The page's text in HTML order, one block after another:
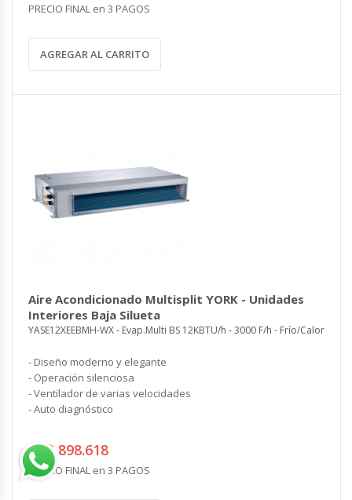
PRECIO FINAL en 3 PAGOS
AGREGAR AL CARRITO
Aire Acondicionado Multisplit YORK - Unidades
Interiores Baja Silueta
YASE12XEEBMH-WX - Evap.Multi BS 12KBTU/h - 3000 F/h - Frío/Calor
- Diseño moderno y elegante
- Operación silenciosa
- Ventilador de varias velocidades
- Auto diagnóstico
AR$ 898.618
PRECIO FINAL en 3 PAGOS